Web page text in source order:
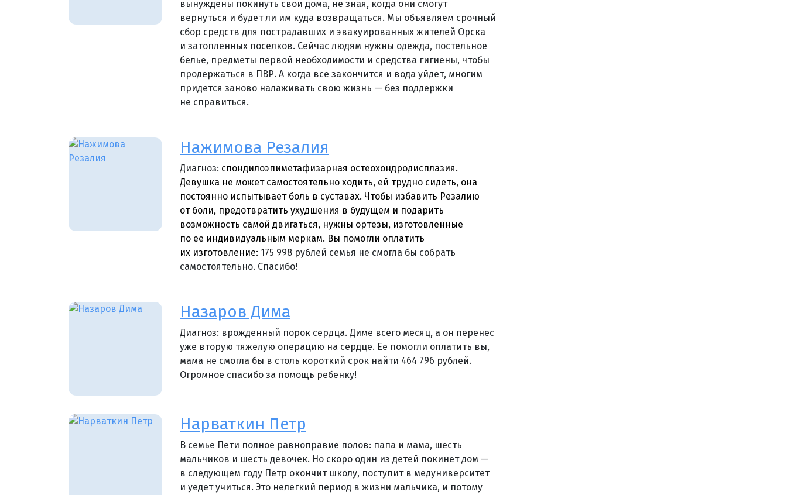
вынуждены покинуть свои дома, не зная, когда они смогут
вернуться и будет ли им куда возвращаться. Мы объявляем срочный
сбор средств для пострадавших и эвакуированных жителей Орска
и затопленных поселков. Сейчас людям нужны одежда, постельное
белье, предметы первой необходимости и средства гигиены, чтобы
продержаться в ПВР. А когда все закончится и вода уйдет, многим
придется заново налаживать свою жизнь — без поддержки
не справиться.
Нажимова Резалия
Диагноз: спондилоэпиметафизарная остеохондродисплазия.
Девушка не может самостоятельно ходить, ей трудно сидеть, она
постоянно испытывает боль в суставах. Чтобы избавить Резалию
от боли, предотвратить ухудшения в будущем и подарить
возможность самой двигаться, нужны ортезы, изготовленные
по ее индивидуальным меркам. Вы помогли оплатить
их изготовление: 175 998 рублей семья не смогла бы собрать
самостоятельно. Спасибо!
Назаров Дима
Диагноз: врожденный порок сердца. Диме всего месяц, а он перенес
уже вторую тяжелую операцию на сердце. Ее помогли оплатить вы,
мама не смогла бы в столь короткий срок найти 464 796 рублей.
Огромное спасибо за помощь ребенку!
Нарваткин Петр
В семье Пети полное равноправие полов: папа и мама, шесть
мальчиков и шесть девочек. Но скоро один из детей покинет дом —
в следующем году Петр окончит школу, поступит в медуниверситет
и уедет учиться. Это нелегкий период в жизни мальчика, и потому